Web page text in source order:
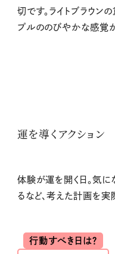
切です。ライトブラウン
プルののびやかな感覚が
運を導くアクション
体験が運を開く日。気
るなど、考えた計画を実
行動すべき日は？